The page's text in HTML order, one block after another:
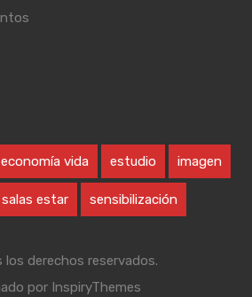
economía vida estudio imagen
salas estar sensibilización
derechos reservados.
por InspiryThemes